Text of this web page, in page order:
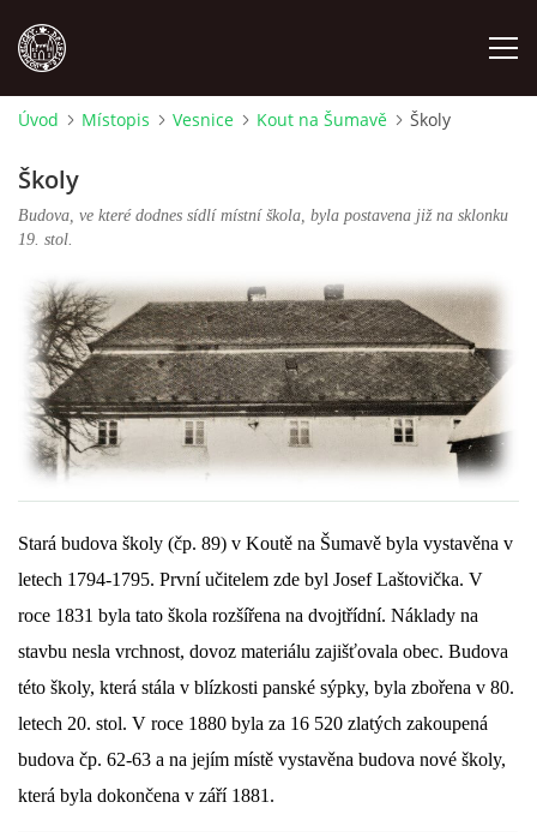
NÁRODOPIS
OSOBNOSTI
OSTATNÍ
ODKAZY
DŮL NA SLÍDU (NA KOLE)
Kontakt:
tel. 773 916 275
Úvod Místopis Vesnice Kout na Šumavě Školy
Školy
Budova, ve které dodnes sídlí místní škola, byla postavena již na sklonku
19. stol.
Stará budova školy (čp. 89) v Koutě na Šumavě byla vystavěna v
letech 1794-1795. První učitelem zde byl Josef Laštovička. V
roce 1831 byla tato škola rozšířena na dvojtřídní. Náklady na
stavbu nesla vrchnost, dovoz materiálu zajišťovala obec. Budova
této školy, která stála v blízkosti panské sýpky, byla zbořena v 80.
letech 20. stol. V roce 1880 byla za 16 520 zlatých zakoupená
budova čp. 62-63 a na jejím místě vystavěna budova nové školy,
která byla dokončena v září 1881.